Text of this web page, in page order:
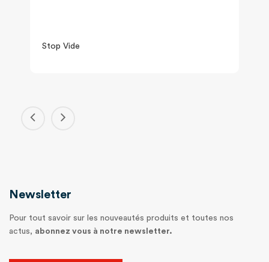
Stop Vide
Newsletter
Pour tout savoir sur les nouveautés produits et toutes nos
actus, abonnez vous à notre newsletter.